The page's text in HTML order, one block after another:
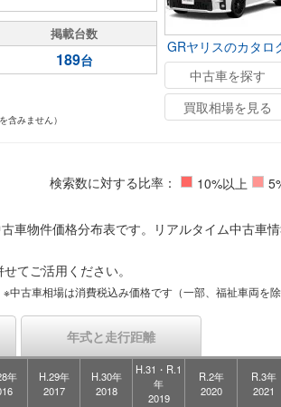
掲載台数
189台
含みません）
GRヤリスのカタロ
中古車を探す
買取相場を見る
車物件価格分布表です。リアルタイム中古車
てご活用ください。
古車相場は消費税込み価格です（一部、福祉車両を除
検索数に対する比率： 10%以上
年式と走行距離
年
H.29年
2017
H.30年
2018
H.31・R.1
年
2019
R.2年
2020
R.3年
2021